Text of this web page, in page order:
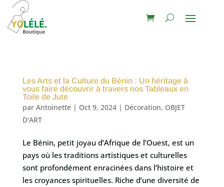
Les Arts et la Culture du Bénin : Un héritage à
vous faire découvrir à travers nos Tableaux en
Toile de Jute
par Antoinette| Oct 9, 2024| Décoration, OBJET
D'ART
Le Bénin, petit joyau d’Afrique de l’Ouest, est un
pays où les traditions artistiques et culturelles
sont profondément enracinées dans l’histoire et
les croyances spirituelles. Riche d’une diversité de